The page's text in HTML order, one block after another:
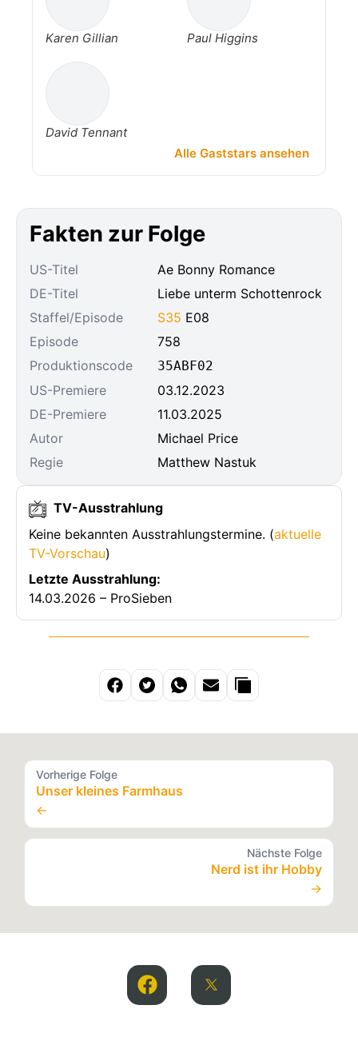
Karen Gillian Paul Higgins
David Tennant
Alle Gaststars ansehen
Fakten zur Folge
US-Titel
Ae Bonny Romance
DE-Titel
Liebe unterm Schottenrock
Staffel/Episode
S35 E08
Episode
758
Produktionscode
35ABF02
US-Premiere
03.12.2023
DE-Premiere
11.03.2025
Autor
Michael Price
Regie
Matthew Nastuk
TV-Ausstrahlung
Keine bekannten Ausstrahlungstermine. (aktuelle
TV-Vorschau)
Letzte Ausstrahlung:
14.03.2026 – ProSieben
Vorherige Folge
Unser kleines Farmhaus
←
Nächste Folge
Nerd ist ihr Hobby
→